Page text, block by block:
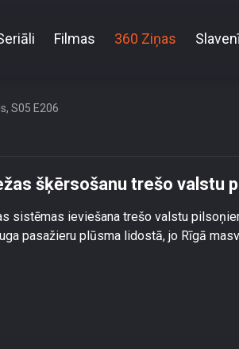
Filmas 360 Ziņas
S05 E206
šķērsošanu trešo valstu
sistēmas ieviešana trešo valstu
pasažieru plūsma lidostā, jo Rīgā